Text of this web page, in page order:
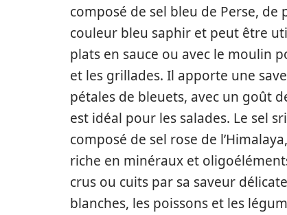
composé de sel bleu de Perse,
couleur bleu saphir et peut être
plats en sauce ou avec le moulin
et les grillades. Il apporte une
pétales de bleuets, avec un goût
est idéal pour les salades. Le sel
composé de sel rose de
riche en minéraux et
crus ou cuits par sa saveur
blanches, les poissons et les